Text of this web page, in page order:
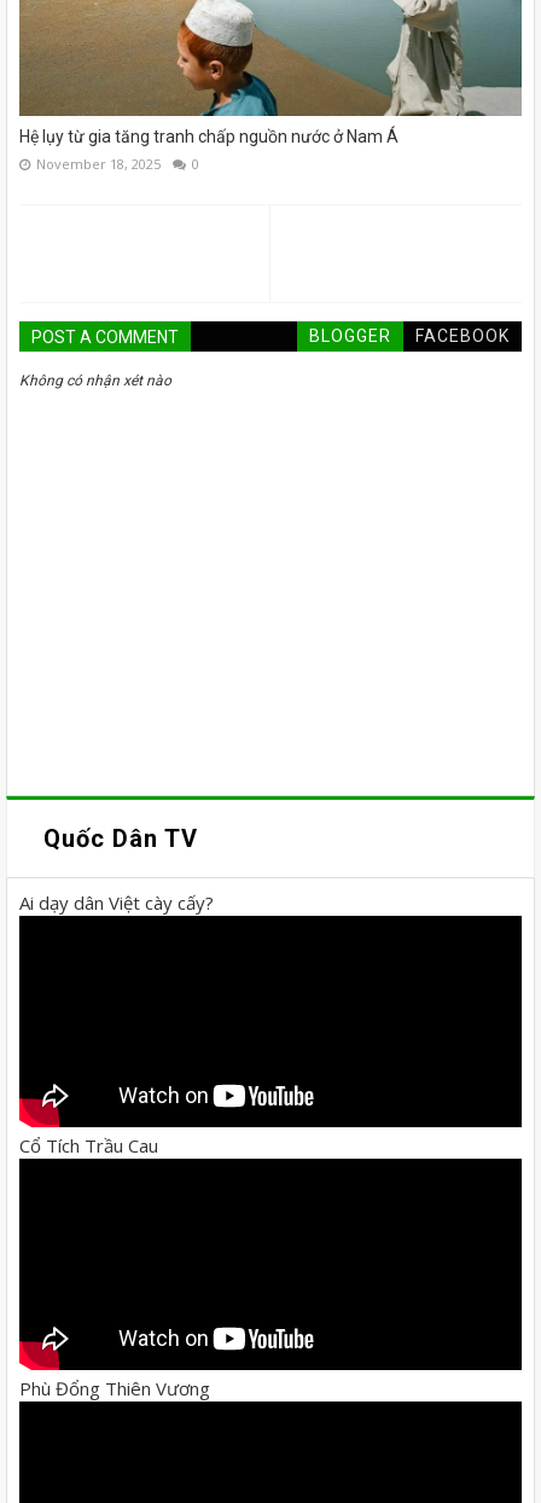
Hệ lụy từ gia tăng tranh chấp nguồn nước ở Nam Á
November 18, 2025 0
POST A COMMENT BLOGGER FACEBOOK
Không có nhận xét nào
Quốc Dân TV
Ai dạy dân Việt cày cấy?
Cổ Tích Trầu Cau
Phù Đổng Thiên Vương